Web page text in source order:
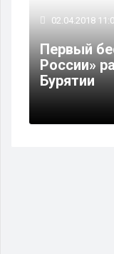
02.04.2018
Первый
России»
Бурятии